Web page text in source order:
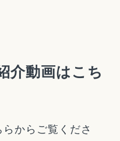
介動画はこち
からご覧くださ